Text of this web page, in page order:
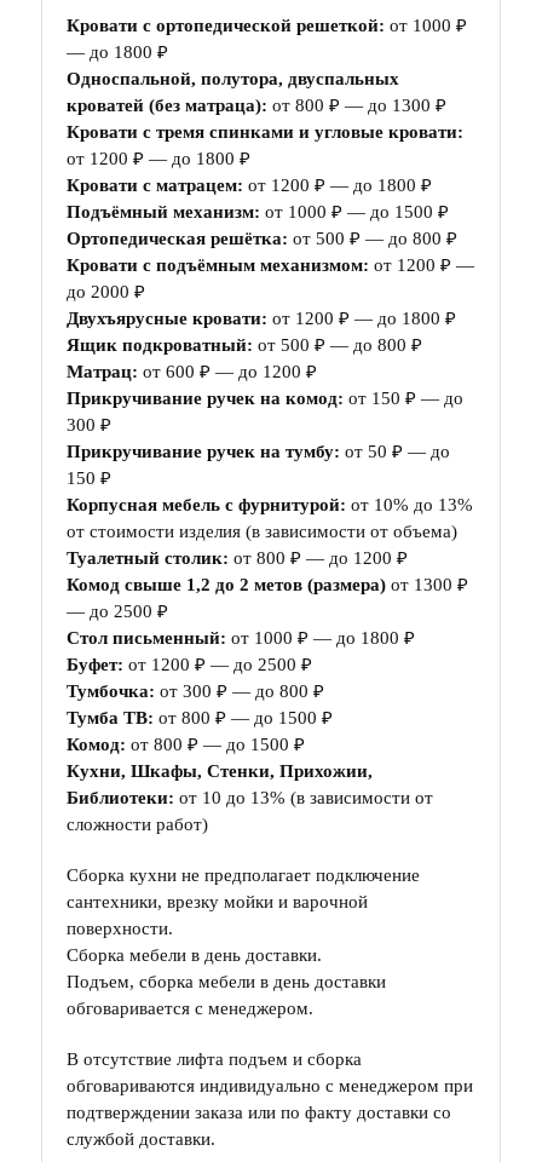
Кровати с ортопедической решеткой: от 1000 ₽
— до 1800 ₽
Односпальной, полутора, двуспальных
кроватей (без матраца): от 800 ₽ — до 1300 ₽
Кровати с тремя спинками и угловые кровати:
от 1200 ₽ — до 1800 ₽
Кровати с матрацем: от 1200 ₽ — до 1800 ₽
Подъёмный механизм: от 1000 ₽ — до 1500 ₽
Ортопедическая решётка: от 500 ₽ — до 800 ₽
Кровати с подъёмным механизмом: от 1200 ₽ —
до 2000 ₽
Двухъярусные кровати: от 1200 ₽ — до 1800 ₽
Ящик подкроватный: от 500 ₽ — до 800 ₽
Матрац: от 600 ₽ — до 1200 ₽
Прикручивание ручек на комод: от 150 ₽ — до
300 ₽
Прикручивание ручек на тумбу: от 50 ₽ — до
150 ₽
Корпусная мебель с фурнитурой: от 10% до 13%
от стоимости изделия (в зависимости от объема)
Туалетный столик: от 800 ₽ — до 1200 ₽
Комод свыше 1,2 до 2 метов (размера) от 1300 ₽
— до 2500 ₽
Стол письменный: от 1000 ₽ — до 1800 ₽
Буфет: от 1200 ₽ — до 2500 ₽
Тумбочка: от 300 ₽ — до 800 ₽
Тумба ТВ: от 800 ₽ — до 1500 ₽
Комод: от 800 ₽ — до 1500 ₽
Кухни, Шкафы, Стенки, Прихожии,
Библиотеки: от 10 до 13% (в зависимости от
сложности работ)
Сборка кухни не предполагает подключение
сантехники, врезку мойки и варочной
поверхности.
Сборка мебели в день доставки.
Подъем, сборка мебели в день доставки
обговаривается с менеджером.
В отсутствие лифта подъем и сборка
обговариваются индивидуально с менеджером при
подтверждении заказа или по факту доставки со
службой доставки.